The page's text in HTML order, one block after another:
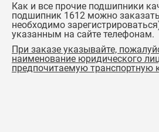
Как и все прочие подшипники
подшипник 1612 можно
необходимо
указанным на сайте телефонам.
При заказе указывайте,
наименование юридического
предпочитаемую транспортную